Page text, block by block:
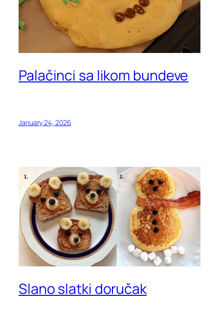
Palačinci sa likom bundeve
January 24, 2026
Slano slatki doručak